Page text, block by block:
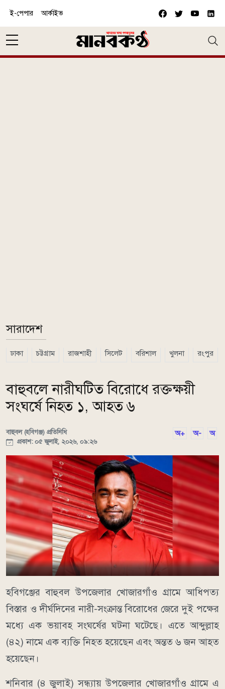
ই-পেপার আর্কাইভ
সারাদেশ
ঢাকা চট্টগ্রাম রাজশাহী সিলেট বরিশাল খুলনা রংপুর
বাহুবলে নারীঘটিত বিরোধে রক্তক্ষয়ী
সংঘর্ষে নিহত ১, আহত ৬
বাহুবল (হবিগঞ্জ) প্রতিনিধি
প্রকাশ: ০৫ জুলাই, ২০২৬, ০৯:২৬
অ+ অ- অ
হবিগঞ্জের বাহুবল উপজেলার খোজারগাঁও গ্রামে আধিপত্য
বিস্তার ও দীর্ঘদিনের নারী-সংক্রান্ত বিরোধের জেরে দুই পক্ষের
মধ্যে এক ভয়াবহ সংঘর্ষের ঘটনা ঘটেছে। এতে আব্দুল্লাহ
(৪২) নামে এক ব্যক্তি নিহত হয়েছেন এবং অন্তত ৬ জন আহত
হয়েছেন।
শনিবার (৪ জুলাই) সন্ধ্যায় উপজেলার খোজারগাঁও গ্রামে এ